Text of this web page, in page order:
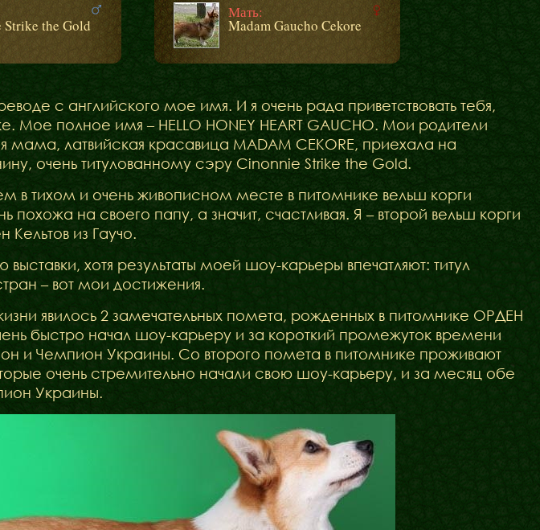
Strike the Gold
Мать:
Madam Gaucho Cekore
с английского мое имя. И я очень рада приветствовать тебя,
Мое полное имя – HELLO HONEY HEART GAUCHO. Мои родители
мама, латвийская красавица MADAM CEKORE, приехала на
очень титулованному сэру Cinonnie Strike the Gold.
в тихом и очень живописном месте в питомнике вельш корги
на своего папу, а значит, счастливая. Я – второй вельш корги
из Гаучо.
хотя результаты моей шоу-карьеры впечатляют: титул
– вот мои достижения.
явилось 2 замечательных помета, рожденных в питомнике ОРДЕН
быстро начал шоу-карьеру и за короткий промежуток времени
и Чемпион Украины. Со второго помета в питомнике проживают
очень стремительно начали свою шоу-карьеру, и за месяц обе
Украины.